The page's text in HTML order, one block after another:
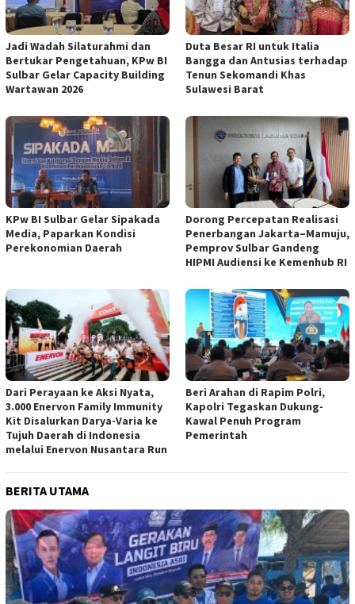
Jadi Wadah Silaturahmi dan
Bertukar Pengetahuan, KPw BI
Sulbar Gelar Capacity Building
Wartawan 2026
Duta Besar RI untuk Italia
Bangga dan Antusias terhadap
Tenun Sekomandi Khas
Sulawesi Barat
KPw BI Sulbar Gelar Sipakada
Media, Paparkan Kondisi
Perekonomian Daerah
Dorong Percepatan Realisasi
Penerbangan Jakarta–Mamuju,
Pemprov Sulbar Gandeng
HIPMI Audiensi ke Kemenhub RI
Dari Perayaan ke Aksi Nyata,
3.000 Enervon Family Immunity
Kit Disalurkan Darya-Varia ke
Tujuh Daerah di Indonesia
melalui Enervon Nusantara Run
Beri Arahan di Rapim Polri,
Kapolri Tegaskan Dukung-
Kawal Penuh Program
Pemerintah
BERITA UTAMA